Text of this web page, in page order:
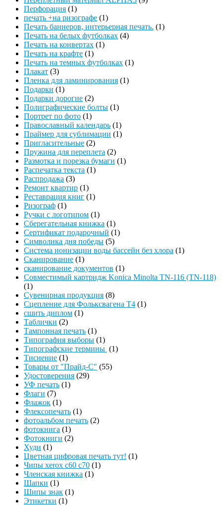
Перфорация (1)
печать +на ризографе (1)
Печать баннеров, интерьерная печать. (1)
Печать на белых футболках (4)
Печать на конвертах (1)
Печать на крафте (1)
Печать на темных футболках (1)
Плакат (3)
Пленка для ламинирования (1)
Подарки (1)
Подарки дорогие (2)
Полиграфические болты (1)
Портрет по фото (1)
Православный календарь (1)
Праймер для сублимации (1)
Пригласительные (2)
Пружина для переплета (2)
Размотка и порезка бумаги (1)
Распечатка текста (1)
Распродажа (3)
Ремонт квартир (1)
Реставрация книг (1)
Ризограф (1)
Ручки с логотипом (1)
Сберегательная книжка (1)
Сертификат подарочный (1)
Символика дня победы (5)
Система ионизации воды бассейн без хлора (1)
Сканирование (1)
сканирование документов (1)
Совместимый картридж Konica Minolta TN-116 (TN-118)
(1)
Сувенирная продукция (8)
Сцепление для Фольксвагена Т4 (1)
сшить диплом (1)
Таблички (2)
Тампонная печать (1)
Типография выборы (1)
Типографские термины (1)
Тиснение (1)
Товары от "Прайд-С" (55)
Удостоверения (29)
УФ печать (1)
Флаги (7)
Флажок (1)
Флексопечать (1)
фотоальбом печать (2)
фотокнига (1)
Фотокниги (2)
Худи (1)
Цветная цифровая печать тут! (1)
Чипы xerox c60 c70 (1)
Членская книжка (1)
Шапки (1)
Шипы знак (1)
Этикетки (1)